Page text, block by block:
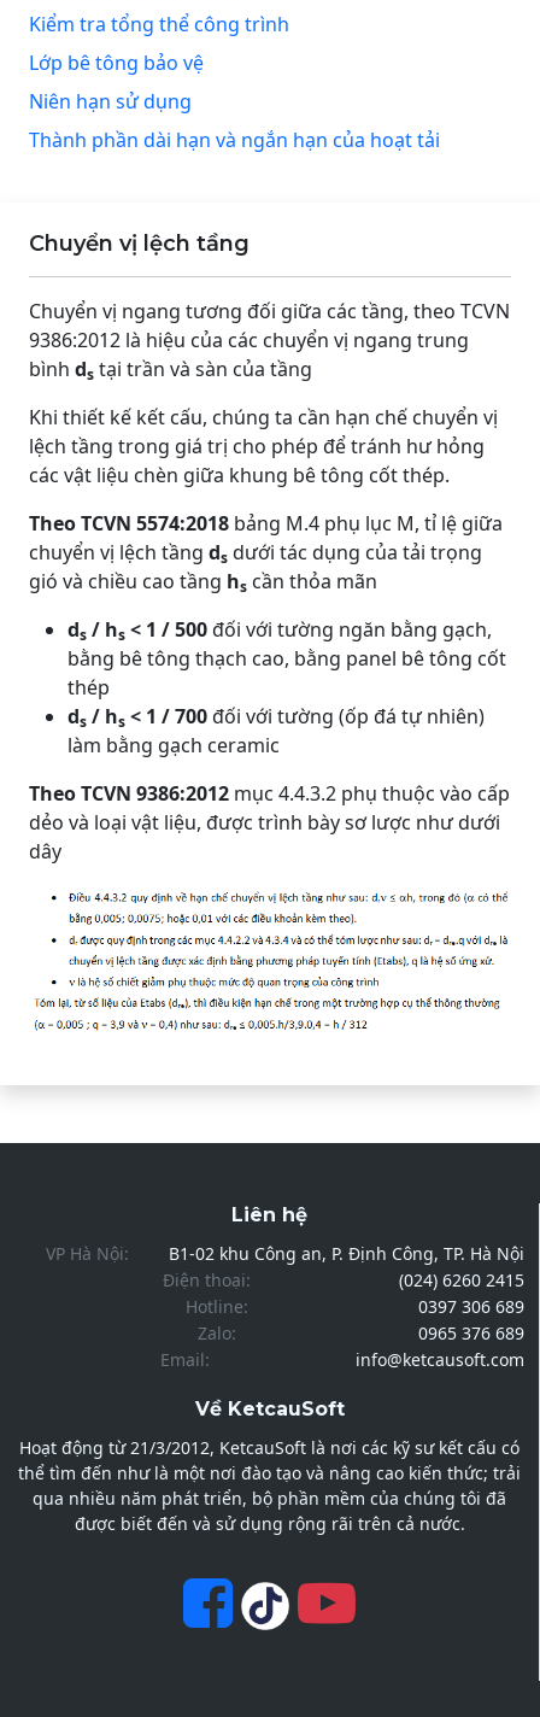
Kiểm tra tổng thể công trình
Lớp bê tông bảo vệ
Niên hạn sử dụng
Thành phần dài hạn và ngắn hạn của hoạt tải
Chuyển vị lệch tầng
Chuyển vị ngang tương đối giữa các tầng, theo TCVN
9386:2012 là hiệu của các chuyển vị ngang trung
bình ds tại trần và sàn của tầng
Khi thiết kế kết cấu, chúng ta cần hạn chế chuyển vị
lệch tầng trong giá trị cho phép để tránh hư hỏng
các vật liệu chèn giữa khung bê tông cốt thép.
Theo TCVN 5574:2018 bảng M.4 phụ lục M, tỉ lệ giữa
chuyển vị lệch tầng ds dưới tác dụng của tải trọng
gió và chiều cao tầng hs cần thỏa mãn
ds / hs < 1 / 500đối với tường ngăn bằng gạch,
bằng bê tông thạch cao, bằng panel bê tông cốt
thép
ds / hs < 1 / 700đối với tường (ốp đá tự nhiên)
làm bằng gạch ceramic
Theo TCVN 9386:2012 mục 4.4.3.2 phụ thuộc vào cấp
dẻo và loại vật liệu, được trình bày sơ lược như dưới
dây
Liên hệ
VP Hà Nội:
B1-02 khu Công an, P. Định Công, TP. Hà Nội
Điện thoại:
(024) 6260 2415
Hotline:
0397 306 689
Zalo:
0965 376 689
Email:
info@ketcausoft.com
Về KetcauSoft
Hoạt động từ 21/3/2012, KetcauSoft là nơi các kỹ sư kết cấu có
thể tìm đến như là một nơi đào tạo và nâng cao kiến thức; trải
qua nhiều năm phát triển, bộ phần mềm của chúng tôi đã
được biết đến và sử dụng rộng rãi trên cả nước.